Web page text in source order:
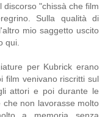
"chissà che film
Sulla qualità di
mio saggetto uscito
qui.
per Kubrick erano
film venivano riscritti sul
attori e poi durante le
non lavorasse molto